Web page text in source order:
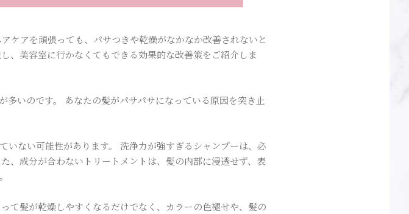
ケアを頑張っても、パサつきや乾燥がなかなか改善されないと
、美容室に行かなくてもできる効果的な改善策をご紹介しま
いのです。 あなたの髪がパサパサになっている原因を突き止
ない可能性があります。 洗浄力が強すぎるシャンプーは、必
、成分が合わないトリートメントは、髪の内部に浸透せず、表
て髪が乾燥しやすくなるだけでなく、カラーの色褪せや、髪の